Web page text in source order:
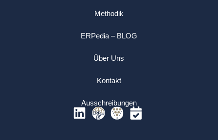
Methodik
ERPedia – BLOG
Über Uns
Kontakt
Ausschreibungen